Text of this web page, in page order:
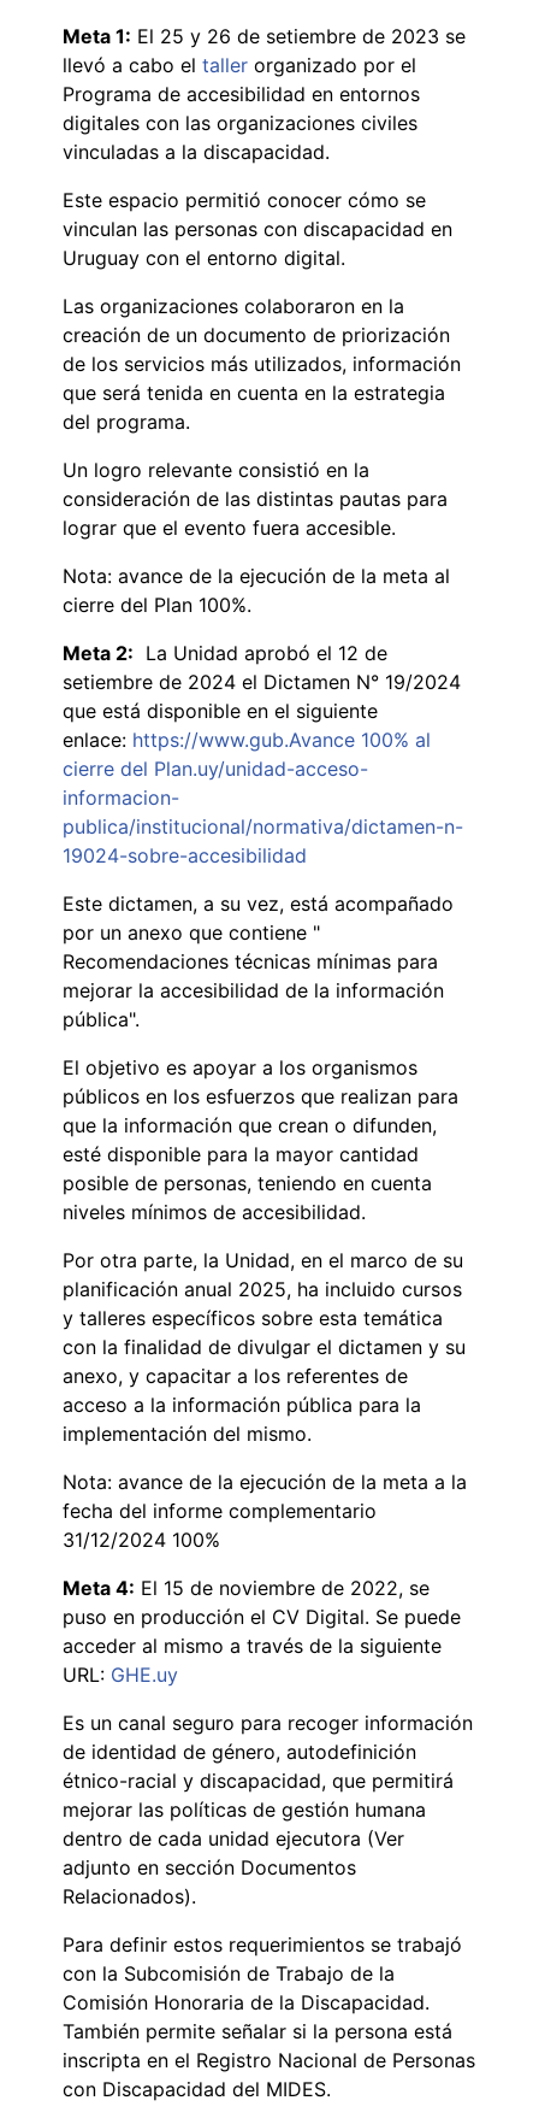
Meta 1: El 25 y 26 de setiembre de 2023 se
llevó a cabo el taller organizado por el
Programa de accesibilidad en entornos
digitales con las organizaciones civiles
vinculadas a la discapacidad.
Este espacio permitió conocer cómo se
vinculan las personas con discapacidad en
Uruguay con el entorno digital.
Las organizaciones colaboraron en la
creación de un documento de priorización
de los servicios más utilizados, información
que será tenida en cuenta en la estrategia
del programa.
Un logro relevante consistió en la
consideración de las distintas pautas para
lograr que el evento fuera accesible.
Nota: avance de la ejecución de la meta al
cierre del Plan 100%.
Meta 2: La Unidad aprobó el 12 de
setiembre de 2024 el Dictamen N° 19/2024
que está disponible en el siguiente
enlace: https://www.gub.Avance 100% al
cierre del Plan.uy/unidad-acceso-
informacion-
publica/institucional/normativa/dictamen-n-
19024-sobre-accesibilidad
Este dictamen, a su vez, está acompañado
por un anexo que contiene "
Recomendaciones técnicas mínimas para
mejorar la accesibilidad de la información
pública".
El objetivo es apoyar a los organismos
públicos en los esfuerzos que realizan para
que la información que crean o difunden,
esté disponible para la mayor cantidad
posible de personas, teniendo en cuenta
niveles mínimos de accesibilidad.
Por otra parte, la Unidad, en el marco de su
planificación anual 2025, ha incluido cursos
y talleres específicos sobre esta temática
con la finalidad de divulgar el dictamen y su
anexo, y capacitar a los referentes de
acceso a la información pública para la
implementación del mismo.
Nota: avance de la ejecución de la meta a la
fecha del informe complementario
31/12/2024 100%
Meta 4: El 15 de noviembre de 2022, se
puso en producción el CV Digital. Se puede
acceder al mismo a través de la siguiente
URL: GHE.uy
Es un canal seguro para recoger información
de identidad de género, autodefinición
étnico-racial y discapacidad, que permitirá
mejorar las políticas de gestión humana
dentro de cada unidad ejecutora (Ver
adjunto en sección Documentos
Relacionados).
Para definir estos requerimientos se trabajó
con la Subcomisión de Trabajo de la
Comisión Honoraria de la Discapacidad.
También permite señalar si la persona está
inscripta en el Registro Nacional de Personas
con Discapacidad del MIDES.